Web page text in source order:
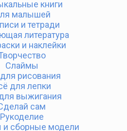
книги
малышей
и тетради
литература
и наклейки
Слаймы
рисования
для лепки
выжигания
сам
Рукоделие
и сборные модели